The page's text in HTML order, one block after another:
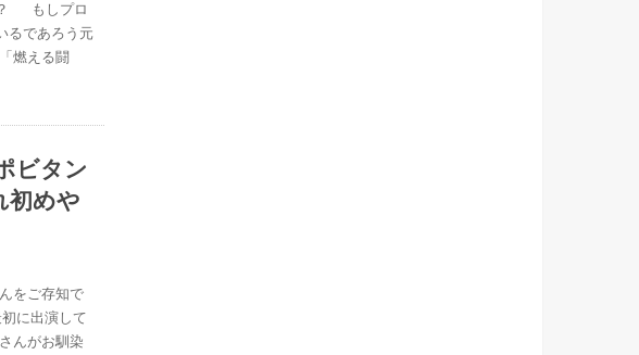
？ もしプロ
るであろう元
燃える闘
ビタン
初めや
をご存知で
に出演して
んがお馴染